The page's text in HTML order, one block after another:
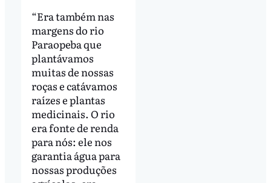
“Era também nas
margens do rio
Paraopeba que
plantávamos
muitas de nossas
roças e catávamos
raízes e plantas
medicinais. O rio
era fonte de renda
para nós: ele nos
garantia água para
nossas produções